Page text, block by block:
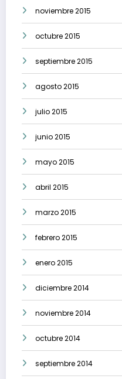
noviembre 2015
octubre 2015
septiembre 2015
agosto 2015
julio 2015
junio 2015
mayo 2015
abril 2015
marzo 2015
febrero 2015
enero 2015
diciembre 2014
noviembre 2014
octubre 2014
septiembre 2014